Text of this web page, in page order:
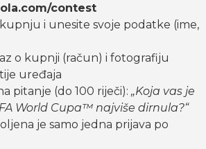
contest
i unesite svoje podatke (ime,
o kupnji (račun) i fotografiju
uređaja
pitanje (do 100 riječi): „Koja vas je
World Cupa™ najviše dirnula?“
je samo jedna prijava po